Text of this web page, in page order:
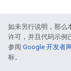
如未另行说明，那么
许可，并且代码示例
参阅 Google 开发者
标。